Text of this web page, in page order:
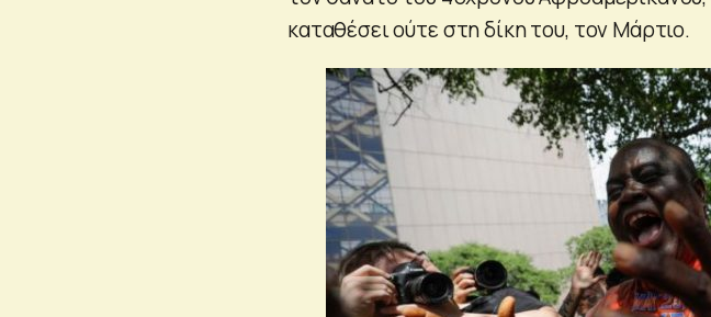
καταθέσει ούτε στη δίκη του, τον Μάρτιο.